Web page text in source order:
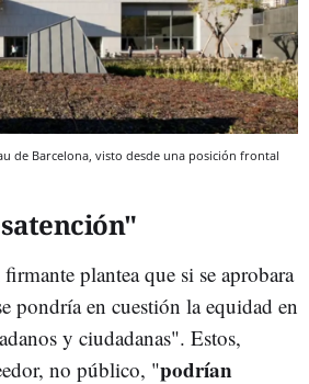
de Barcelona, visto desde una posición frontal
plantea que si se aprobara
pondría en cuestión la equidad en
y ciudadanas". Estos,
no público, "podrían